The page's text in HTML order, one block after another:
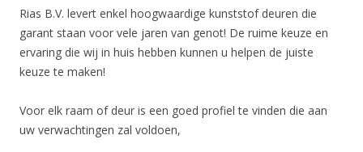
Rias B.V. levert enkel hoogwaardige kunststof deuren die
garant staan voor vele jaren van genot! De ruime keuze en
ervaring die wij in huis hebben kunnen u helpen de juiste
keuze te maken!
Voor elk raam of deur is een goed profiel te vinden die aan
uw verwachtingen zal voldoen,